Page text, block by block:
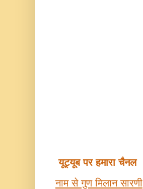
यूट्यूब पर हमारा चैनल
नाम से गुण मिलान सारणी